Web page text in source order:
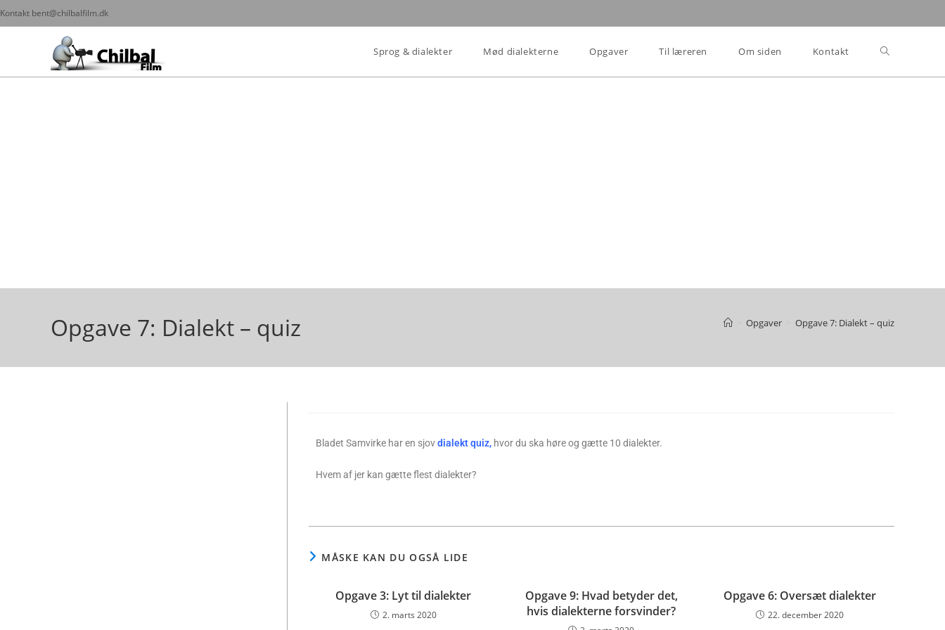
Kontakt bent@chilbalfilm.dk
Sprog & dialekter Mød dialekterne Opgaver Til læreren Om siden Kontakt
Opgave 7: Dialekt – quiz Opgaver Opgave 7: Dialekt – quiz
Bladet Samvirke har en sjovdialekt quiz, hvor du ska høre og gætte 10 dialekter.
Hvem af jer kan gætte flest dialekter?
MÅSKE KAN DU OGSÅ LIDE
Opgave 3: Lyt til dialekter
2. marts 2020
Opgave 9: Hvad betyder det,
hvis dialekterne forsvinder?
Opgave 6: Oversæt dialekter
22. december 2020